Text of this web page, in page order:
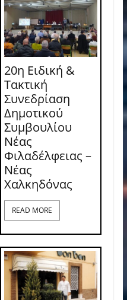
20η Ειδική &
Τακτική
Συνεδρίαση
Δημοτικού
Συμβουλίου
Νέας
Φιλαδέλφειας –
Νέας
Χαλκηδόνας
READ MORE